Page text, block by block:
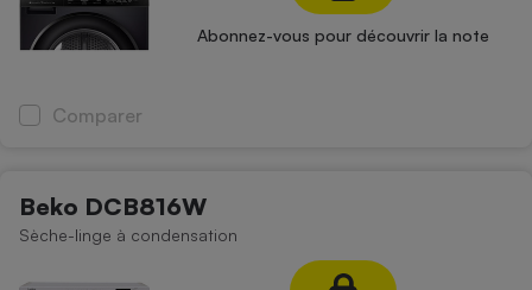
Abonnez-vous pour découvrir la note
Comparer
Beko DCB816W
Sèche-linge à condensation